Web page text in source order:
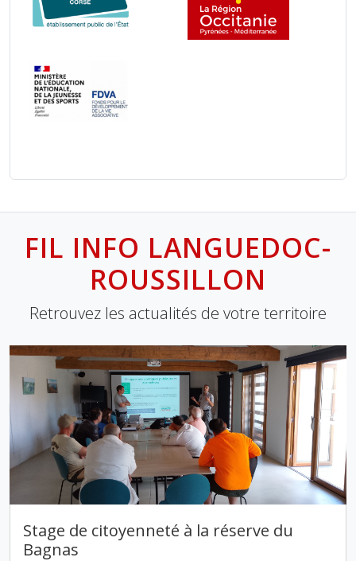
FIL INFO LANGUEDOC-
ROUSSILLON
Retrouvez les actualités de votre territoire
Stage de citoyenneté à la réserve du
Bagnas